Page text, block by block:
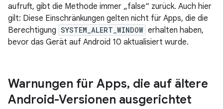
aufruft, gibt die Methode immer „false“ zurück. Auch hier
gilt: Diese Einschränkungen gelten nicht für Apps, die die
Berechtigung SYSTEM_ALERT_WINDOW erhalten haben,
bevor das Gerät auf Android 10 aktualisiert wurde.
Warnungen für Apps, die auf ältere
Android-Versionen ausgerichtet